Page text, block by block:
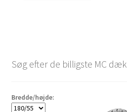
Søg efter de billigste MC dæk
Bredde/højde: